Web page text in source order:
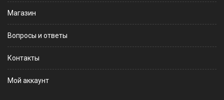
Магазин
Вопросы и ответы
Контакты
Мой аккаунт